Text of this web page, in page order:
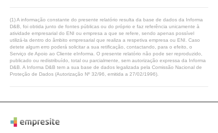
(1) A informação constante do presente relatório resulta da base de dados da Informa
D&B, foi obtida junto de fontes públicas ou do próprio e faz referência unicamente à
atividade empresarial do ENI ou empresa a que se refere, sendo apenas possível
utilizá-la dentro do âmbito empresarial que realiza a respetiva empresa ou ENI. Caso
detete algum erro poderá solicitar a sua retificação, contactando, para o efeito, o
Serviço de Apoio ao Cliente eInforma. O presente relatório não pode ser reproduzido,
publicado ou redistribuído, total ou parcialmente, sem autorização expressa da Informa
D&B. A Informa D&B tem a sua base de dados legalizada pela Comissão Nacional de
Proteção de Dados (Autorização Nº 32/96, emitida a 27/02/1996).